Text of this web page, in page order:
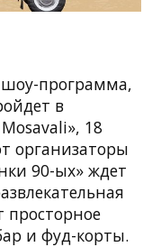
шоу-программа,
в
18
организаторы
90-ых» ждет
просторное
и фуд-корты.